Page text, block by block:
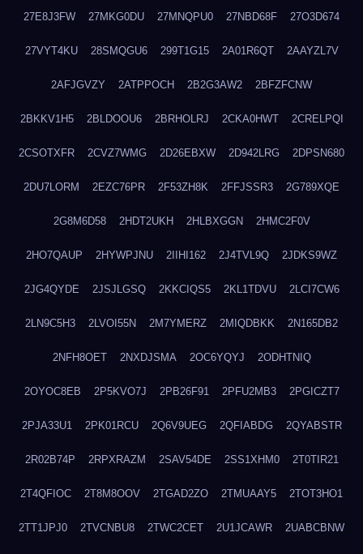
27E8J3FW 27MKG0DU 27MNQPU0 27NBD68F 27O3D674
27VYT4KU 28SMQGU6 299T1G15 2A01R6QT 2AAYZL7V
2AFJGVZY 2ATPPOCH 2B2G3AW2 2BFZFCNW
2BKKV1H5 2BLDOOU6 2BRHOLRJ 2CKA0HWT 2CRELPQI
2CSOTXFR 2CVZ7WMG 2D26EBXW 2D942LRG 2DPSN680
2DU7LORM 2EZC76PR 2F53ZH8K 2FFJSSR3 2G789XQE
2G8M6D58 2HDT2UKH 2HLBXGGN 2HMC2F0V
2HO7QAUP 2HYWPJNU 2IIHI162 2J4TVL9Q 2JDKS9WZ
2JG4QYDE 2JSJLGSQ 2KKCIQS5 2KL1TDVU 2LCI7CW6
2LN9C5H3 2LVOI55N 2M7YMERZ 2MIQDBKK 2N165DB2
2NFH8OET 2NXDJSMA 2OC6YQYJ 2ODHTNIQ
2OYOC8EB 2P5KVO7J 2PB26F91 2PFU2MB3 2PGICZT7
2PJA33U1 2PK01RCU 2Q6V9UEG 2QFIABDG 2QYABSTR
2R02B74P 2RPXRAZM 2SAV54DE 2SS1XHM0 2T0TIR21
2T4QFIOC 2T8M8OOV 2TGAD2ZO 2TMUAAY5 2TOT3HO1
2TT1JPJ0 2TVCNBU8 2TWC2CET 2U1JCAWR 2UABCBNW